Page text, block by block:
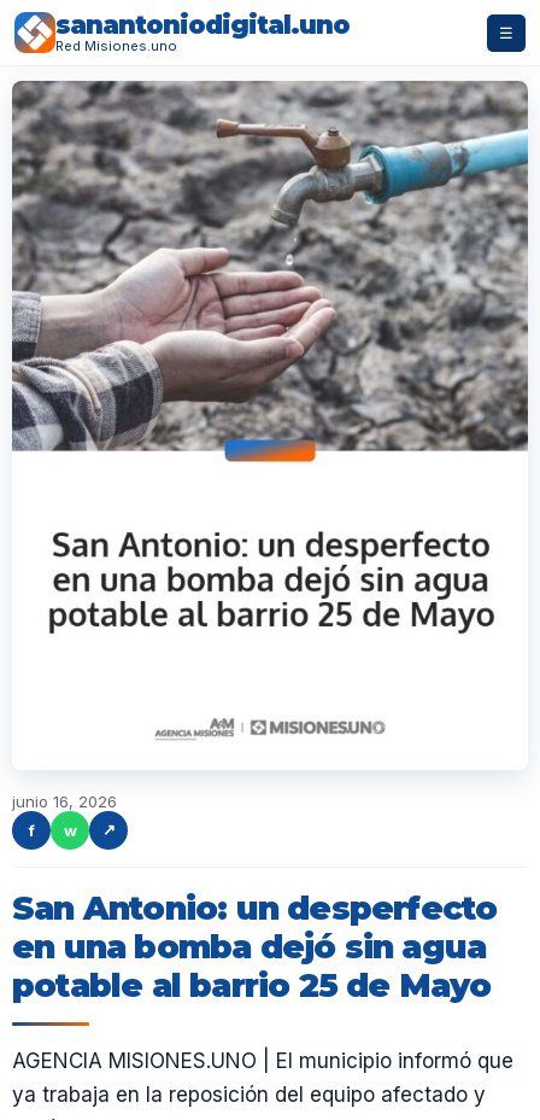
sanantoniodigital.uno
Red Misiones.uno
☰
junio 16, 2026
f
w ↗
San Antonio: un desperfecto
en una bomba dejó sin agua
potable al barrio 25 de Mayo
AGENCIA MISIONES.UNO | El municipio informó que
ya trabaja en la reposición del equipo afectado y